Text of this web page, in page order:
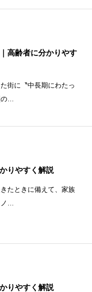
高齢者に分かりやす
街に〝中長期にわたっ
…
りやすく解説
たときに備えて、家族
…
りやすく解説